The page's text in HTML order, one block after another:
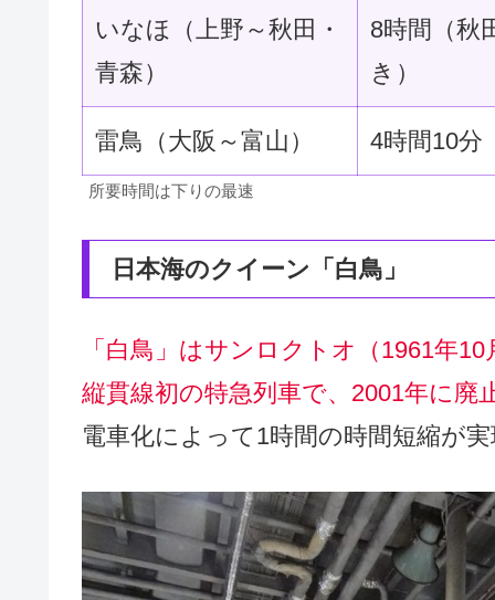
いなほ（上野～秋田・
青森）
8時間（秋
き）
雷鳥（大阪～富山） 4時間10分
所要時間は下りの最速
日本海のクイーン「白鳥」
「白鳥」はサンロクトオ（1961年
縦貫線初の特急列車で、2001年に廃
電車化によって1時間の時間短縮が